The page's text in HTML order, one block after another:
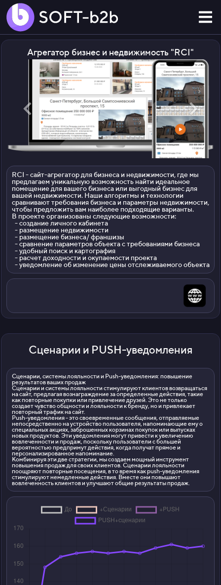
Агрегатор бизнес и недвижимость "RCI"
RCI - сайт-агрегатор для бизнеса и недвижимости, где мы
предлагаем уникальную возможность найти идеальное
помещение для вашего бизнеса или выгодный бизнес для
вашей недвижимости. Наши алгоритмы и технологии
сравнивают требования бизнеса и параметры недвижимости,
чтобы предложить вам наиболее подходящие варианты.
В проекте организованы следующие возможности:
- создание личного кабинета
- размещение недвижимости
- размещение бизнеса/ франшизы
- сравнение параметров объекта с требованиями бизнеса
- удобный поиск и картография
- расчет доходности и окупаемости проекта
- уведомление об изменение цены отслеживаемого объекта
Сценарии и PUSH-уведомления
Сценарии, системы лояльности и Push-уведомления: повышение
результатов ваших продаж
Сценарии и системы лояльности стимулируют клиентов возвращаться
на сайт, предлагая вознаграждение за определенные действия, такие
как повторные покупки или привлечение друзей. Это не только
создает чувство общности и лояльности к бренду, но и привлекает
повторный трафик на сайт.
Push-уведомления - это своевременные сообщения, отправляемые
непосредственно на устройство пользователя, напоминающие ему о
специальных акциях, заброшенных корзинах покупок или выпусках
новых продуктов. Эти уведомления могут привести к увеличению
вовлеченности и продаж, поскольку пользователи с большей
вероятностью предпримут действия, когда получат прямое и
персонализированное напоминание.
Комбинируя эти две стратегии, мы создаем мощный инструмент
повышения продаж для своих клиентов. Сценарии лояльности
поощряют повторные посещения, в то время как push-уведомления
стимулируют немедленные действия. Вместе они повышают
вовлеченность клиентов и улучшают общие результаты продаж.